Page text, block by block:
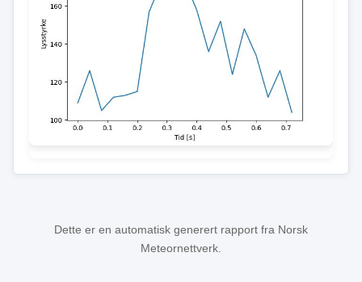
Dette er en automatisk generert rapport fra Norsk
Meteornettverk.